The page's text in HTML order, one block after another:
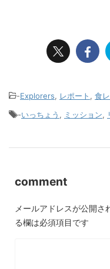
-Explorers, レポート , 食
-いっちょう , ミッション,
comment
メールアドレスが公開さ
る欄は必須項目です